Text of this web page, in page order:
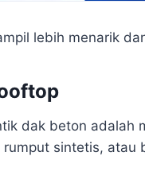
lebih menarik
dak beton adalah
sintetis, atau